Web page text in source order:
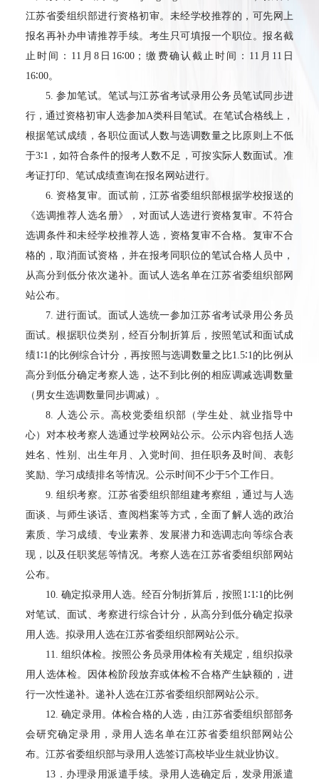
江苏省委组织部进行资格初审。未经学校推荐的，可先网上
报名再补办申请推荐手续。考生只可填报一个职位。报名截
止时间： 11 月8 日 16∶00 ；缴费确认截止时间： 11 月 11 日
16∶00。
5.参加笔试。笔试与江苏省考试录用公务员笔试同步进
行，通过资格初审人选参加A类科目笔试。在笔试合格线上，
根据笔试成绩，各职位面试人数与选调数量之比原则上不低
于3∶1 ，如符合条件的报考人数不足，可按实际人数面试。准
考证打印、笔试成绩查询在报名网站进行。
6. 资格复审。面试前，江苏省委组织部根据学校报送的
《选调推荐人选名册》，对面试人选进行资格复审。不符合
选调条件和未经学校推荐人选，资格复审不合格。复审不合
格的，取消面试资格，并在报考同职位的笔试合格人员中，
从高分到低分依次递补。面试人选名单在江苏省委组织部网
站公布。
7.进行面试。面试人选统一参加江苏省考试录用公务员
面试。根据职位类别，经百分制折算后，按照笔试和面试成
绩1∶1 的比例综合计分，再按照与选调数量之比1.5∶1的比例从
高分到低分确定考察人选，达不到比例的相应调减选调数量
（男女生选调数量同步调减）。
8. 人选公示。高校党委组织部（学生处、就业指导中
心）对本校考察人选通过学校网站公示。公示内容包括人选
姓名、性别、出生年月、入党时间、担任职务及时间、表彰
奖励、学习成绩排名等情况。公示时间不少于5个工作日。
9.组织考察。江苏省委组织部组建考察组，通过与人选
面谈、与师生谈话、查阅档案等方式，全面了解人选的政治
素质、学习成绩、专业素养、发展潜力和选调志向等综合表
现，以及任职奖惩等情况。考察人选在江苏省委组织部网站
公布。
10.确定拟录用人选。经百分制折算后，按照 1∶1∶1的比例
对笔试、面试、考察进行综合计分，从高分到低分确定拟录
用人选。拟录用人选在江苏省委组织部网站公示。
11.组织体检。按照公务员录用体检有关规定，组织拟录
用人选体检。因体检阶段放弃或体检不合格产生缺额的，进
行一次性递补。递补人选在江苏省委组织部网站公示。
12.确定录用。体检合格的人选，由江苏省委组织部部务
会研究确定录用，录用人选名单在江苏省委组织部网站公
布。江苏省委组织部与录用人选签订高校毕业生就业协议。
13 ．办理录用派遣手续。录用人选确定后，发录用派遣